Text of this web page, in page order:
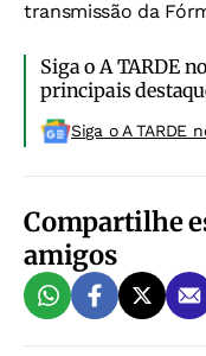
transmissão da
Siga o A TARDE
principais
Siga o A TARDE
Compartilhe
amigos